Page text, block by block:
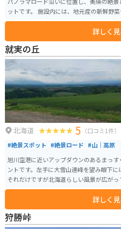
ットです。 施設内には、地元産の新鮮野菜や果物、加工品などを販売する
「農産物直売所」、美瑛牛乳を使用した
「軽食コーナー」、美瑛の雄大な景色を
す。 バイクで訪れる際は、広々とした駐車場があるので安心です。丘の風を
感じながら、パノラマロードをツーリングする
丘陵地帯ならではの美しい風景が広がり、
リーの木」「セブンスターの木」など、
駅 びえい 丘のくらは、これらの観光スポ
としても最適です。 美瑛の特産品としては、じゃがいもや小麦、トウモロコ
シなどの農産物のほか、美瑛牛乳を使用し
品も人気です。道の駅 びえい 丘のくらで
ができます。
詳しく
就実の丘
北海道 5 （口コミ1件）
#絶景スポット #絶景ロード #山｜高原
旭川空港に近いアップダウンのあるまっ
ントです。左手に大雪山連峰を望み眼下
それだけですが北海道らしい風景が広がっています。 簡単な
あるだけで、駐車スペースも畑がすぐ横
場所ではありませんので、邪魔にならない
詳しく
狩勝峠